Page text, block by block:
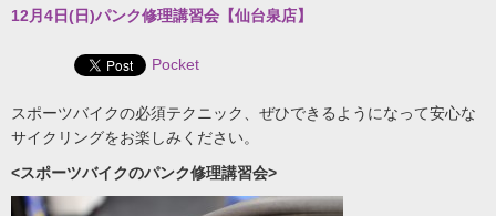
12月4日(日)パンク修理講習会【仙台泉店】
Pocket
スポーツバイクの必須テクニック、ぜひできるようになって安心な
サイクリングをお楽しみください。
<スポーツバイクのパンク修理講習会>